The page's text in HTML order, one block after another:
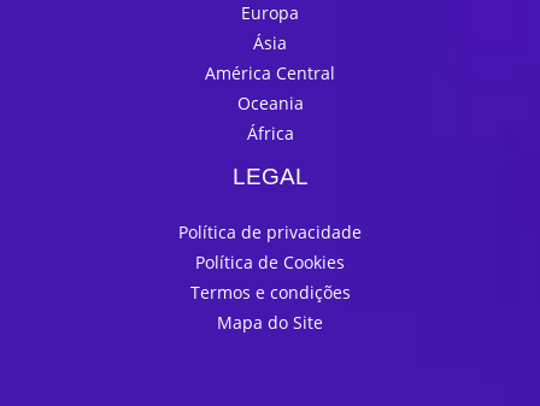
Europa
Ásia
América Central
Oceania
África
LEGAL
Política de privacidade
Política de Cookies
Termos e condições
Mapa do Site